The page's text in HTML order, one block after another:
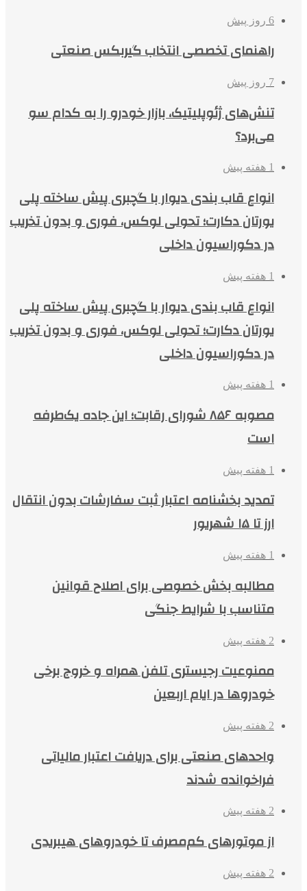
6 روز پیش
راهنمای تخصصی انتخاب گیربکس صنعتی
7 روز پیش
تنش‌های ژئوپلیتیک، بازار خودرو را به کدام سو
می‌برد؟
1 هفته پیش
انواع قاب بندی دیوار با گچبری پیش ساخته پلی
یورتان دکارت؛ تحولی لوکس، فوری و بدون تخریب
در دکوراسیون داخلی
1 هفته پیش
انواع قاب بندی دیوار با گچبری پیش ساخته پلی
یورتان دکارت؛ تحولی لوکس، فوری و بدون تخریب
در دکوراسیون داخلی
1 هفته پیش
مصوبه ۸۵۶ شورای رقابت؛ این جاده یک‌طرفه
است
1 هفته پیش
تمدید بخشنامه اعتبار ثبت سفارشات بدون انتقال
ارز تا ۱۵ شهریور
1 هفته پیش
مطالبه بخش خصوصی برای اصلاح قوانین
متناسب با شرایط جنگی
2 هفته پیش
ممنوعیت رجیستری تلفن همراه و خروج برخی
خودروها در ایام اربعین
2 هفته پیش
واحدهای صنعتی برای دریافت اعتبار مالیاتی
فراخوانده شدند
2 هفته پیش
از موتورهای کم‌مصرف تا خودروهای هیبریدی
2 هفته پیش